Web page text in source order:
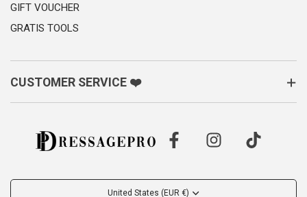
GIFT VOUCHER
GRATIS TOOLS
CUSTOMER SERVICE ❤️
United States (EUR €)